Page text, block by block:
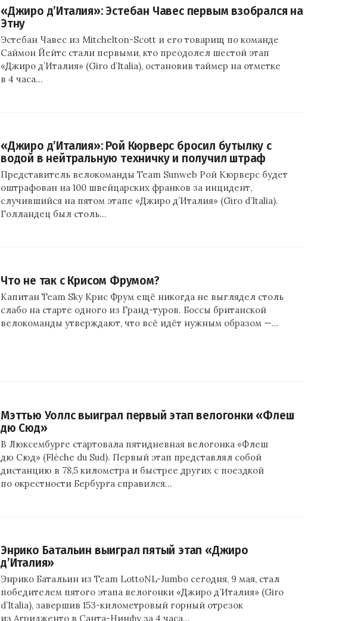
«Джиро д’Италия»: Эстебан Чавес первым взобрался на
Этну
Эстебан Чавес из Mitchelton-Scott и его товарищ по команде
Саймон Йейтс стали первыми, кто преодолел шестой этап
«Джиро д’Италия» (Giro d’Italia), остановив таймер на отметке
в 4 часа…
«Джиро д’Италия»: Рой Кюрверс бросил бутылку с
водой в нейтральную техничку и получил штраф
Представитель велокоманды Team Sunweb Рой Кюрверс будет
оштрафован на 100 швейцарских франков за инцидент,
случившийся на пятом этапе «Джиро д’Италия» (Giro d’Italia).
Голландец был столь…
Что не так с Крисом Фрумом?
Капитан Team Sky Крис Фрум ещё никогда не выглядел столь
слабо на старте одного из Гранд-туров. Боссы британской
велокоманды утверждают, что всё идёт нужным образом —…
Мэттью Уоллс выиграл первый этап велогонки «Флеш
дю Сюд»
В Люксембурге стартовала пятидневная велогонка «Флеш
дю Сюд» (Flèche du Sud). Первый этап представлял собой
дистанцию в 78,5 километра и быстрее других с поездкой
по окрестности Бербурга справился…
Энрико Батальин выиграл пятый этап «Джиро
д’Италия»
Энрико Батальин из Team LottoNL-Jumbo сегодня, 9 мая, стал
победителем пятого этапа велогонки «Джиро д’Италия» (Giro
d’Italia), завершив 153-километровый горный отрезок
из Агридженто в Санта-Нинфу за 4 часа…